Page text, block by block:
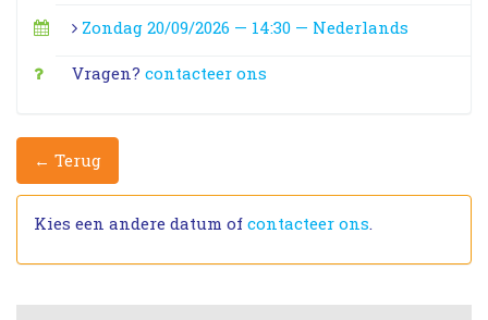
Zondag 20/09/2026 — 14:30 — Nederlands
Vragen? contacteer ons
← Terug
Kies een andere datum of contacteer ons.